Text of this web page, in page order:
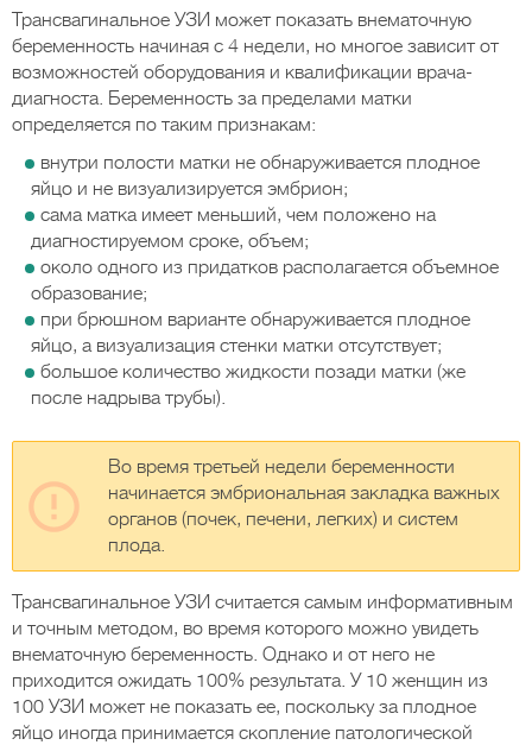
Трансвагинальное УЗИ может показать внематочную
беременность начиная с 4 недели, но многое зависит от
возможностей оборудования и квалификации врача-
диагноста. Беременность за пределами матки
определяется по таким признакам:
внутри полости матки не обнаруживается плодное
яйцо и не визуализируется эмбрион;
сама матка имеет меньший, чем положено на
диагностируемом сроке, объем;
около одного из придатков располагается объемное
образование;
при брюшном варианте обнаруживается плодное
яйцо, а визуализация стенки матки отсутствует;
большое количество жидкости позади матки (же
после надрыва трубы).
Во время третьей недели беременности
начинается эмбриональная закладка важных
органов (почек, печени, легких) и систем
плода.
Трансвагинальное УЗИ считается самым информативным
и точным методом, во время которого можно увидеть
внематочную беременность. Однако и от него не
приходится ожидать 100% результата. У 10 женщин из
100 УЗИ может не показать ее, поскольку за плодное
яйцо иногда принимается скопление патологической